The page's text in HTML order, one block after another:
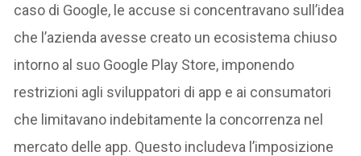
caso di Google, le accuse si concentravano sull’idea
che l’azienda avesse creato un ecosistema chiuso
intorno al suo Google Play Store, imponendo
restrizioni agli sviluppatori di app e ai consumatori
che limitavano indebitamente la concorrenza nel
mercato delle app. Questo includeva l’imposizione